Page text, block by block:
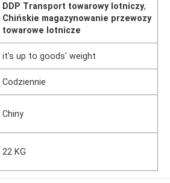
DDP Transport towarowy lotniczy,
Chińskie magazynowanie przewozy
towarowe lotnicze
it's up to goods' weight
Codziennie
Chiny
22 KG